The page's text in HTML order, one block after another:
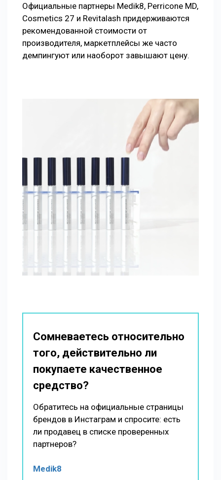
Официальные партнеры Medik8, Perricone MD,
Cosmetics 27 и Revitalash придерживаются
рекомендованной стоимости от
производителя, маркетплейсы же часто
демпингуют или наоборот завышают цену.
Сомневаетесь относительно
того, действительно ли
покупаете качественное
средство?
Обратитесь на официальные страницы
брендов в Инстаграм и спросите: есть
ли продавец в списке проверенных
партнеров?
Medik8